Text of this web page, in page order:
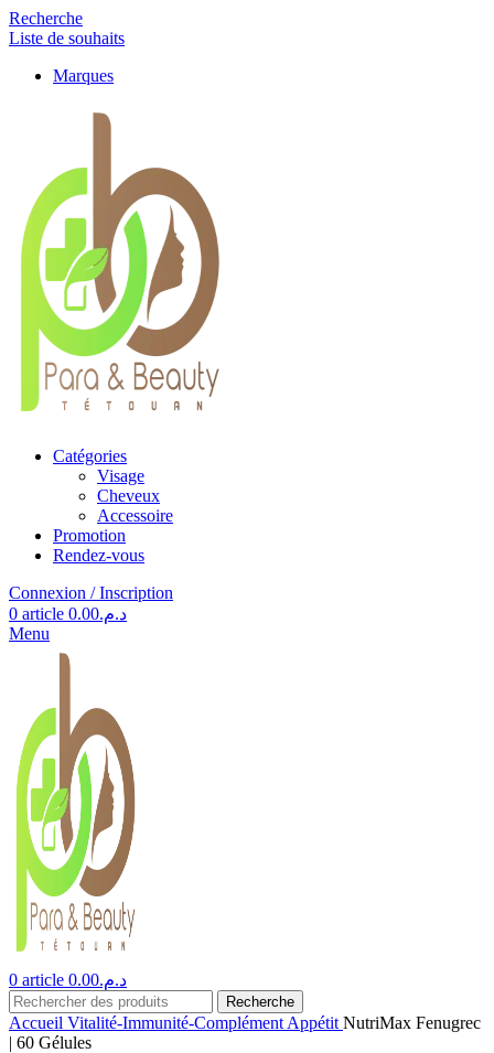
Recherche
Liste de souhaits
Marques
Catégories
Visage
Cheveux
Accessoire
Promotion
Rendez-vous
Connexion / Inscription
0 article د.م.0.00
Menu
0 article د.م.0.00
Recherche
Accueil Vitalité-Immunité-Complément Appétit NutriMax Fenugrec
| 60 Gélules